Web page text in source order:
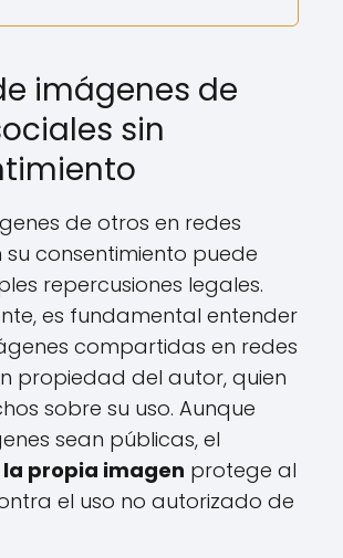
imágenes de
sin
de otros en redes
su consentimiento puede
repercusiones legales.
es fundamental entender
compartidas en redes
propiedad del autor, quien
sobre su uso. Aunque
sean públicas, el
propia imagen protege al
el uso no autorizado de